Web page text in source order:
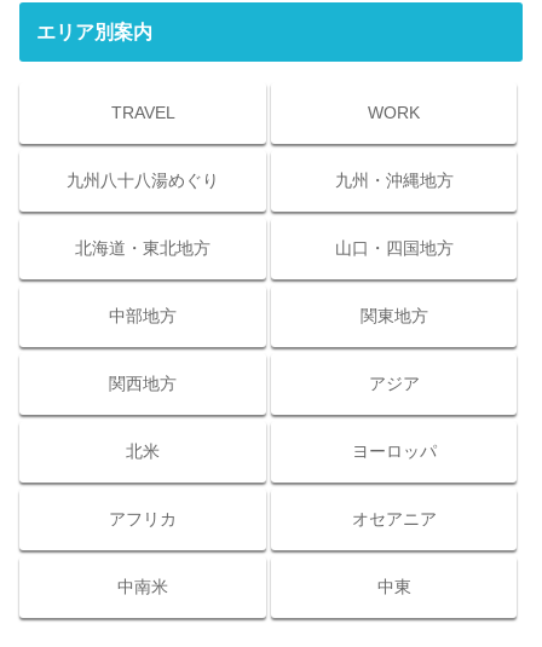
エリア別案内
TRAVEL WORK
九州八十八湯めぐり 九州・沖縄地方
北海道・東北地方 山口・四国地方
中部地方 関東地方
関西地方 アジア
北米 ヨーロッパ
アフリカ オセアニア
中南米 中東